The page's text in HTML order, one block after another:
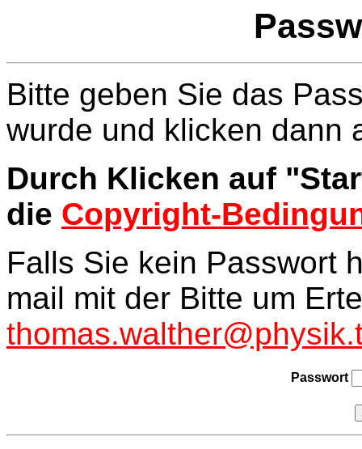
Bitte geben Sie das
wurde und klicken dann
Durch Klicken auf
die Copyright-
Falls Sie kein Passwort
mail mit der Bitte um
Passwort